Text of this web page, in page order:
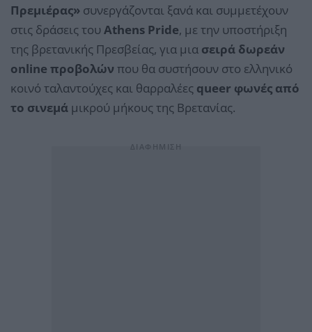
Πρεμιέρας» συνεργάζονται ξανά και συμμετέχουν
στις δράσεις του Athens Pride, με την υποστήριξη
της βρετανικής Πρεσβείας, για μια σειρά δωρεάν
online προβολών που θα συστήσουν στο ελληνικό
κοινό ταλαντούχες και θαρραλέες queer φωνές από
το σινεμά μικρού μήκους της Βρετανίας.